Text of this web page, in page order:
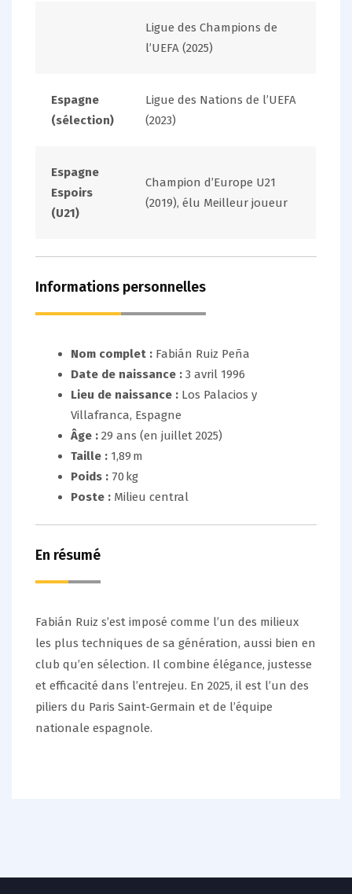
Ligue des Champions de
l’UEFA (2025)
Espagne
(sélection)
Ligue des Nations de l’UEFA
(2023)
Espagne
Espoirs
(U21)
Champion d’Europe U21
(2019), élu Meilleur joueur
Informations personnelles
Nom complet : Fabián Ruiz Peña
Date de naissance : 3 avril 1996
Lieu de naissance : Los Palacios y
Villafranca, Espagne
Âge : 29 ans (en juillet 2025)
Taille : 1,89 m
Poids : 70 kg
Poste : Milieu central
En résumé
Fabián Ruiz s’est imposé comme l’un des milieux
les plus techniques de sa génération, aussi bien en
club qu’en sélection. Il combine élégance, justesse
et efficacité dans l’entrejeu. En 2025, il est l’un des
piliers du Paris Saint-Germain et de l’équipe
nationale espagnole.